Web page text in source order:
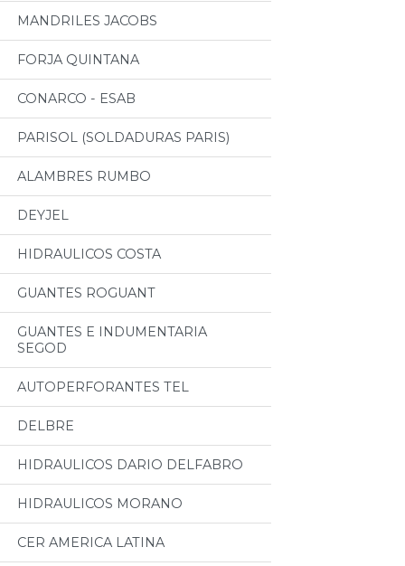
MANDRILES JACOBS
FORJA QUINTANA
CONARCO - ESAB
PARISOL (SOLDADURAS PARIS)
ALAMBRES RUMBO
DEYJEL
HIDRAULICOS COSTA
GUANTES ROGUANT
GUANTES E INDUMENTARIA
SEGOD
AUTOPERFORANTES TEL
DELBRE
HIDRAULICOS DARIO DELFABRO
HIDRAULICOS MORANO
CER AMERICA LATINA